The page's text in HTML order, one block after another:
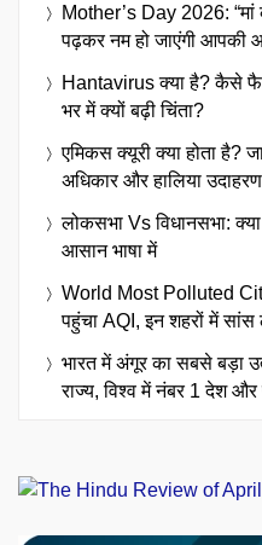
Mother’s Day 2026: “मां
पढ़कर नम हो जाएंगी आपकी
Hantavirus क्या है? कैसे
भर में क्यों बढ़ी चिंता?
एमिकस क्यूरी क्या होता है?
अधिकार और हालिया उदाहरण
लोकसभा Vs विधानसभा:
आसान भाषा में
World Most Polluted
पहुंचा AQI, इन शहरों में
भारत में अंगूर का सबसे बड़ा
राज्य, विश्व में नंबर 1 देश और